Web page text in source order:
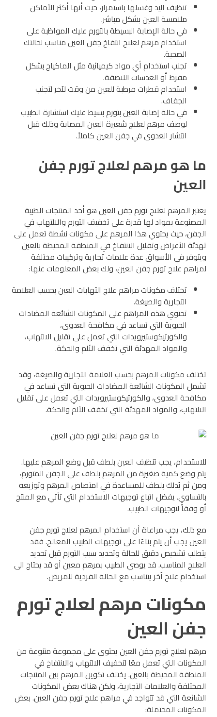
تنظيف اليد وغسلها باستمرار، حيث أنها أكثر الأماكن
ملامسة العين بشكل مباشر.
في حالة الإصابة البسيطة بالتورم عليك المواظبة على
استخدام مرهم لعلاج انتفاخ جفن العين مناسب لحالتك
الصحية.
تجنب استخدام أي مواد كيميائية مثل الماكياج بشكل
مفرط أو العدسات اللاصقة.
استخدام قطرات مرطبة للعين من وقت لآخر لتجنب
الجفاف.
في حالة إصابة العين بتورم بسيط عليك استشارة الطبيب
لوصف مرهم لعلاج شعيرة العين المصابة وذلك قبل
انتشار العدوى في جفن العين كاملاً.
ما هو مرهم لعلاج تورم جفن
العين
يعتبر المرهم لعلاج تورم جفن العين هو أحد المنتجات الطبية
المصنوعة بمواد لها قدرة على تخفيف التورم والالتهاب في
الجفن، حيث يحتوي هذا المرهم على مكونات نشطة تعمل على
تهدئة الأعراض وتقليل الانتفاخ في المنطقة المحيطة بالعين
ويتوفر في الأسواق عدة علامات تجارية وتركيبات مختلفة
لمراهم علاج تورم جفن العين، ولك بعض المعلومات عنها:
تختلف مكونات مراهم علاج التهابات العين بحسب العلامة
التجارية والصيغة.
تحتوي هذه المراهم على المكونات الشائعة المضادات
الحيوية التي تساعد في مكافحة العدوى،
والكورتيكوستيرويدات التي تعمل على تقليل الالتهاب،
والمواد المهدئة التي تخفف الألم والحكة.
تختلف مكونات المرهم بحسب العلامة التجارية والصيغة، وقد
تشمل المكونات الشائعة المضادات الحيوية التي تساعد في
مكافحة العدوى، والكورتيكوستيرويدات التي تعمل على تقليل
الالتهاب، والمواد المهدئة التي تخفف الألم والحكة.
للاستخدام، يجب تنظيف العين بلطف قبل وضع المرهم عليها.
يتم وضع كمية صغيرة من المرهم بلطف على الجفن المتورم،
ومن ثم يُدلك بلطف للمساعدة في امتصاص المرهم وتوزيعه
بالتساوي. يفضل اتباع توجيهات الاستخدام التي تأتي مع المنتج
أو وفقاً لتوجيهات الطبيب.
مع ذلك، يجب مراعاة أن استخدام المرهم لعلاج تورم جفن
العين يجب أن يتم بناءًا على توجيهات الطبيب المعالج. فقد
يتطلب تشخيص دقيق للحالة وتحديد سبب التورم قبل تحديد
العلاج المناسب. قد يوصي الطبيب بمرهم معين أو قد يحتاج الى
استخدام علاج آخر يتناسب مع الحالة الفردية للمريض.
مكونات مرهم لعلاج تورم
جفن العين
مرهم لعلاج تورم جفن العين يحتوي على مجموعة متنوعة من
المكونات التي تعمل معًا لتخفيف الالتهاب والانتفاخ في
المنطقة المحيطة بالعين. يختلف تكوين المرهم بين المنتجات
المختلفة والعلامات التجارية، ولكن هناك بعض المكونات
الشائعة التي قد تتواجد في مراهم علاج تورم جفن العين. بعض
المكونات المحتملة: